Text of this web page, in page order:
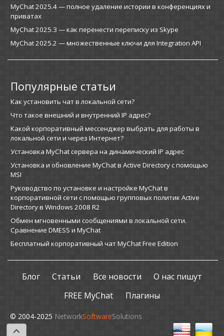
MyChat 2025.4 — полное удаление истории в конференциях и
приватах
MyChat 2025.3 — как перенести переписку из Skype
MyChat 2025.2 — множественные ключи для Integration API
Популярные статьи
Как установить чат в локальной сети?
Что такое внешний и внутренний IP адрес?
Какой корпоративный мессенджер выбрать для работы в
локальной сети и через Интернет?
Установка MyChat сервера на динамический IP адрес
Установка и обновление MyChat в Active Directory с помощью
MSI
Руководство по установке и настройке MyChat в
корпоративной сети с помощью групповых политик Active
Directory в Windows 2008 R2
Обмен мгновенными сообщениями в локальной сети.
Сравнение DMESS и MyChat
Бесплатный корпоративный чат MyChat Free Edition
Блог Статьи Все новости
О нас пишут
FREE MyChat
Плагины
© 2004-2025 NetworkSoftwareSolutions